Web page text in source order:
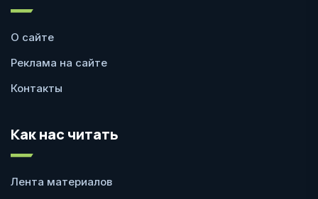
О сайте
Реклама на сайте
Контакты
Как нас читать
Лента материалов